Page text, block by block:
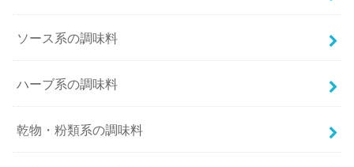
ソース系の調味料
ハーブ系の調味料
乾物・粉類系の調味料